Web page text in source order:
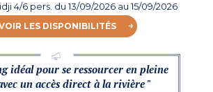
4/6 pers. du13/09/2026au 15/09/2026
LES DISPONIBILITÉS
idéal pour se ressourcer en pleine
un accès direct à la rivière "